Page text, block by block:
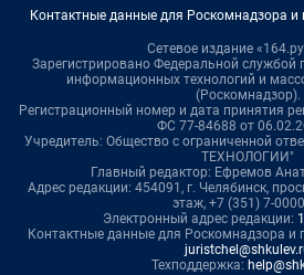
Контактные данные для Роскомнадзора и
Сетевое издание
Зарегистрировано Федеральной службой
информационных технологий и
(Роскомнадзор).
Регистрационный номер и дата принятия
ФС 77-84688 от
Учредитель: Общество с ограниченной
ТЕХНОЛОГИИ"
Главный редактор: Ефремов
Адрес редакции: 454091, г. Челябинск,
этаж, +7 (351) 7-
Электронный адрес редакции:
Контактные данные для Роскомнадзора и
Техподдержка: